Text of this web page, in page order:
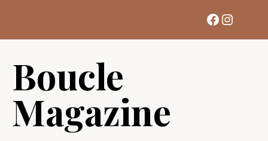
contenu
Facebook
Boucle
Magazine